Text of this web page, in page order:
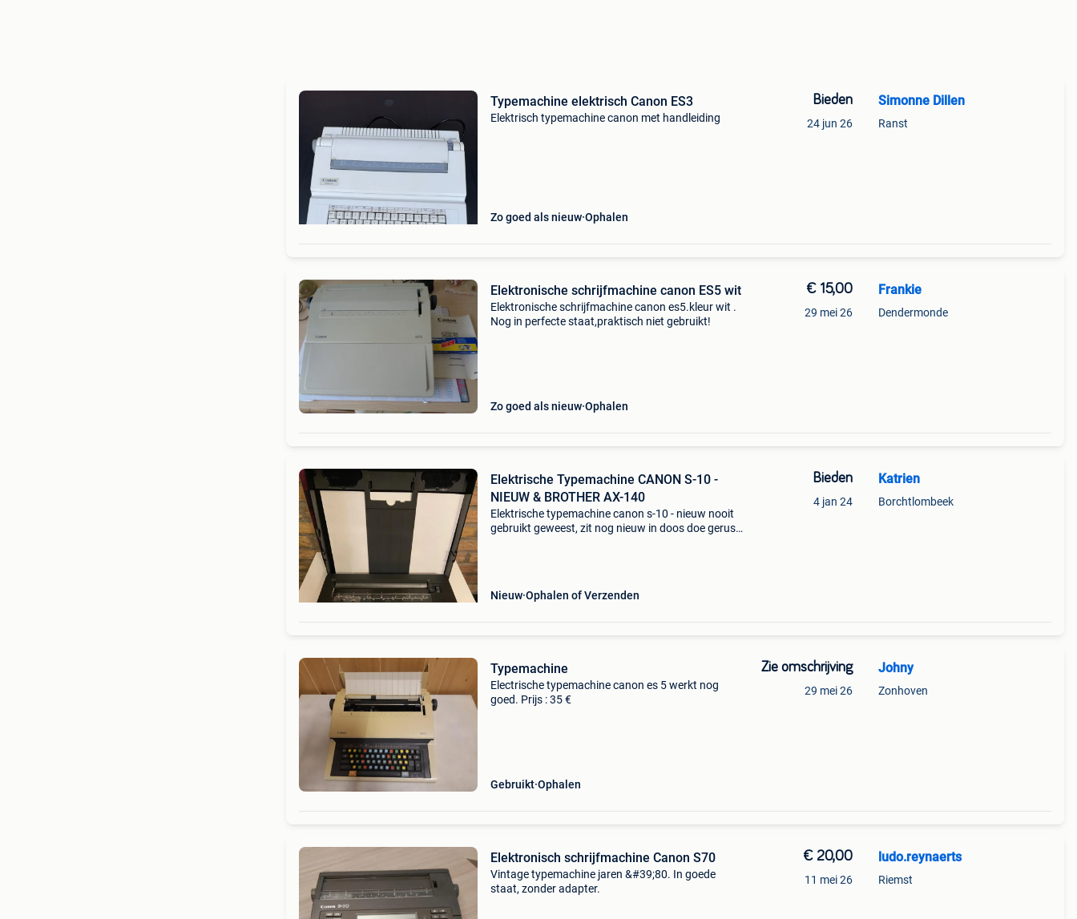
Typemachine elektrisch Canon ES3
Elektrisch typemachine canon met handleiding
Zo goed als nieuw Ophalen
Bieden
24 jun 26
Simonne Dillen
Ranst
Elektronische schrijfmachine canon ES5 wit
Elektronische schrijfmachine canon es5.kleur wit .
Nog in perfecte staat,praktisch niet gebruikt!
Zo goed als nieuw Ophalen
€ 15,00
29 mei 26
Frankie
Dendermonde
Elektrische Typemachine CANON S-10 -
NIEUW & BROTHER AX-140
Elektrische typemachine canon s-10 - nieuw nooit
gebruikt geweest, zit nog nieuw in doos doe gerust
Nieuw Ophalen of Verzenden
Bieden
4 jan 24
Katrien
Borchtlombeek
Typemachine
Electrische typemachine canon es 5 werkt nog
goed. Prijs : 35 €
Gebruikt Ophalen
Zie omschrijving
29 mei 26
Johny
Zonhoven
Elektronisch schrijfmachine Canon S70
Vintage typemachine jaren &#39;80. In goede
staat, zonder adapter.
€ 20,00
11 mei 26
ludo.reynaerts
Riemst